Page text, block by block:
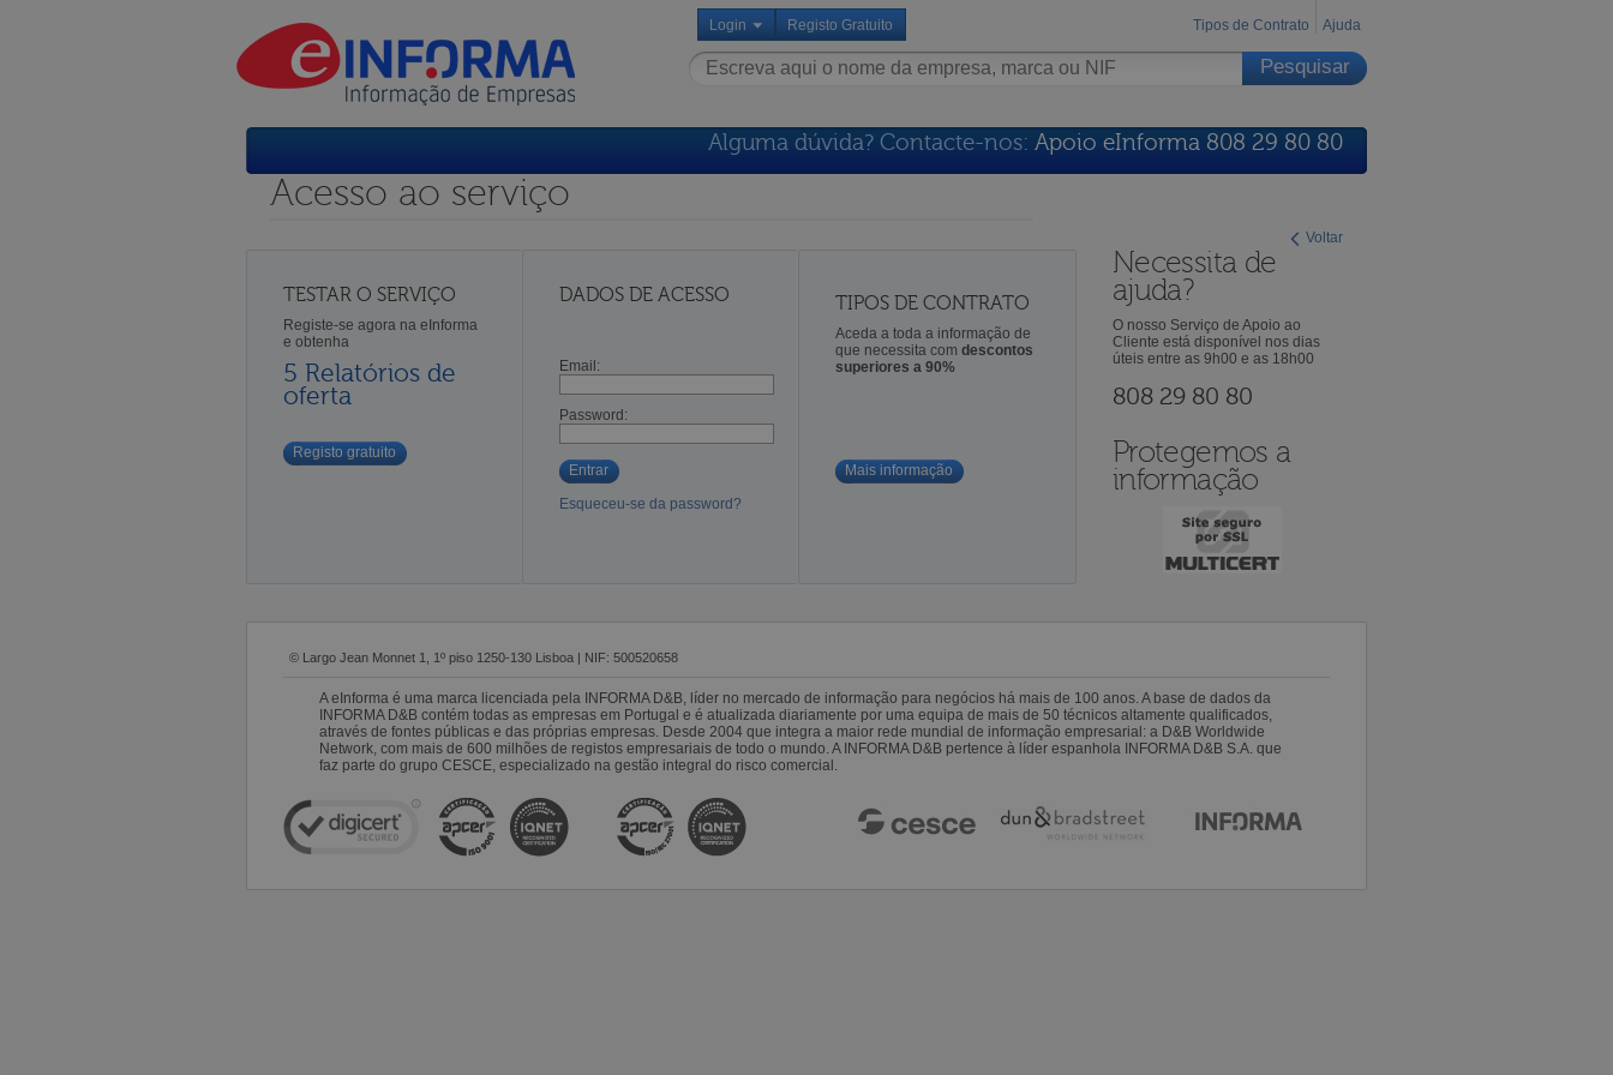
Login Registo Gratuito Tipos de Contrato Ajuda
Alguma dúvida? Contacte-nos: Apoio eInforma 808 29 80 80
Voltar
Acesso ao serviço
TESTAR O SERVIÇO
Registe-se agora na eInforma
e obtenha
5 Relatórios de
oferta
Registo gratuito
DADOS DE ACESSO
Email:
Password:
Entrar
Esqueceu-se da password?
TIPOS DE CONTRATO
Aceda a toda a informação de
que necessita comdescontos
superiores a 90%
Mais informação
Necessita de
ajuda?
O nosso Serviço de Apoio ao
Cliente está disponível nos dias
úteis entre as 9h00 e as 18h00
808 29 80 80
Protegemos a
informação
© Largo Jean Monnet 1, 1º piso 1250-130 Lisboa | NIF: 500520658
A eInforma é uma marca licenciada pela INFORMA D&B, líder no mercado de informação para negócios há mais de 100 anos. A base de dados da
INFORMA D&B contém todas as empresas em Portugal e é atualizada diariamente por uma equipa de mais de 50 técnicos altamente qualificados,
através de fontes públicas e das próprias empresas. Desde 2004 que integra a maior rede mundial de informação empresarial: a D&B Worldwide
Network, com mais de 600 milhões de registos empresariais de todo o mundo. A INFORMA D&B pertence à líder espanhola INFORMA D&B S.A. que
faz parte do grupo CESCE, especializado na gestão integral do risco comercial.